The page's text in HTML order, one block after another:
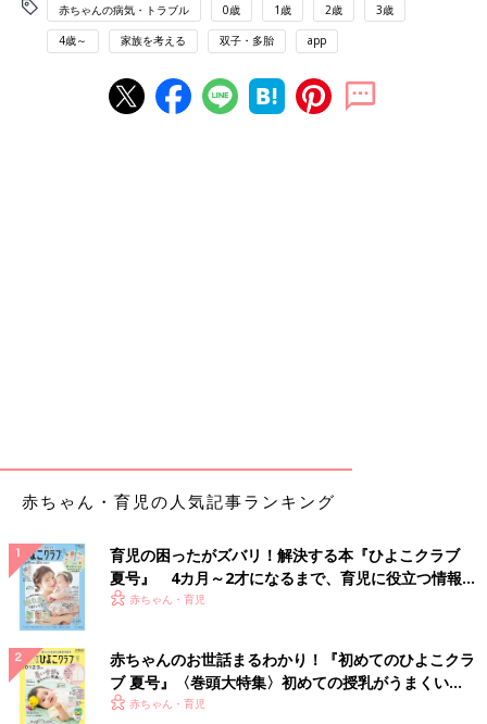
赤ちゃんの病気・トラブル 0歳 1歳 2歳 3歳
4歳～ 家族を考える 双子・多胎 app
赤ちゃん・育児の人気記事ランキング
育児の困ったがズバリ！解決する本『ひよこクラブ
夏号』 4カ月～2才になるまで、育児に役立つ情報が
いっぱい！
赤ちゃん・育児
赤ちゃんのお世話まるわかり！『初めてのひよこクラ
ブ 夏号』〈巻頭大特集〉初めての授乳がうまくい
く！ おっぱい・ミルクの基本と夏のトラブル 解決テ
赤ちゃん・育児